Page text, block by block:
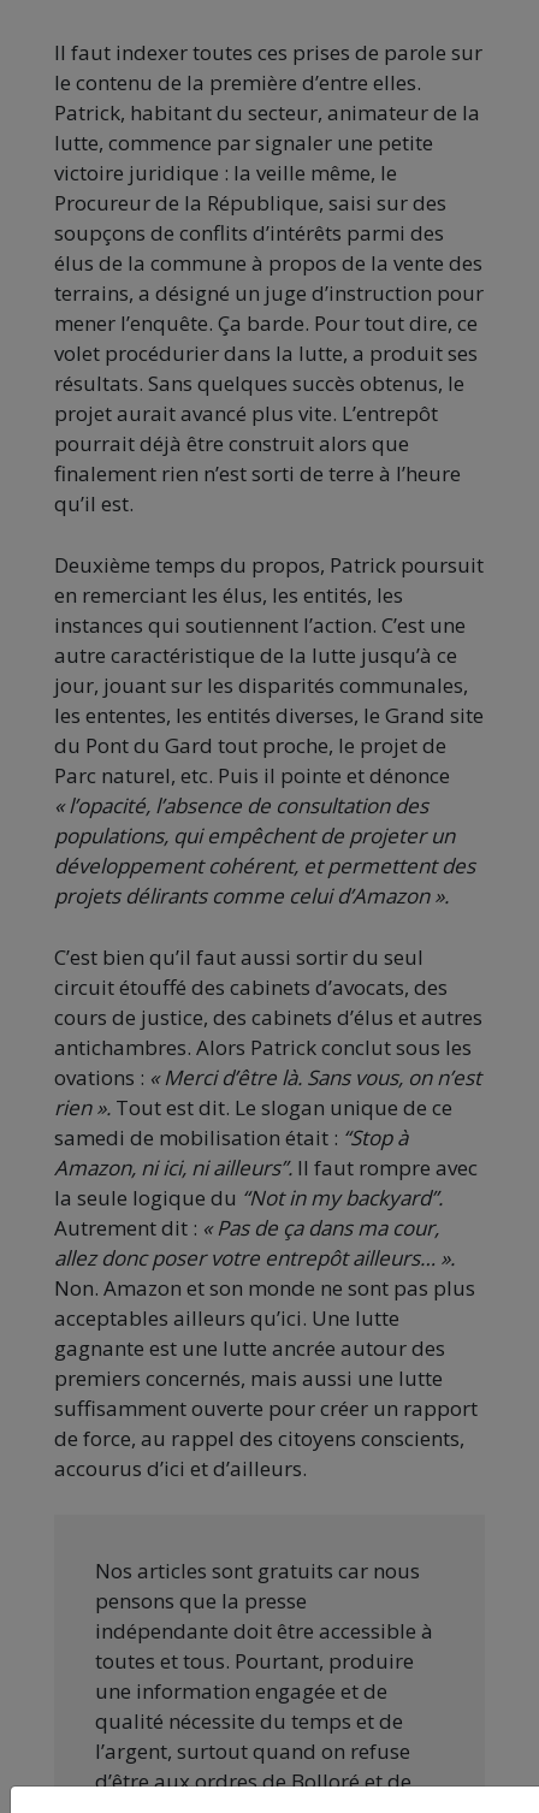
Il faut indexer toutes ces prises de parole sur
le contenu de la première d’entre elles.
Patrick, habitant du secteur, animateur de la
lutte, commence par signaler une petite
victoire juridique : la veille même, le
Procureur de la République, saisi sur des
soupçons de conflits d’intérêts parmi des
élus de la commune à propos de la vente des
terrains, a désigné un juge d’instruction pour
mener l’enquête. Ça barde. Pour tout dire, ce
volet procédurier dans la lutte, a produit ses
résultats. Sans quelques succès obtenus, le
projet aurait avancé plus vite. L’entrepôt
pourrait déjà être construit alors que
finalement rien n’est sorti de terre à l’heure
qu’il est.
Deuxième temps du propos, Patrick poursuit
en remerciant les élus, les entités, les
instances qui soutiennent l’action. C’est une
autre caractéristique de la lutte jusqu’à ce
jour, jouant sur les disparités communales,
les ententes, les entités diverses, le Grand site
du Pont du Gard tout proche, le projet de
Parc naturel, etc. Puis il pointe et dénonce
« l’opacité, l’absence de consultation des
populations, qui empêchent de projeter un
développement cohérent, et permettent des
projets délirants comme celui d’Amazon ».
C’est bien qu’il faut aussi sortir du seul
circuit étouffé des cabinets d’avocats, des
cours de justice, des cabinets d’élus et autres
antichambres. Alors Patrick conclut sous les
ovations : « Merci d’être là. Sans vous, on n’est
rien ». Tout est dit. Le slogan unique de ce
samedi de mobilisation était : “Stop à
Amazon, ni ici, ni ailleurs”. Il faut rompre avec
la seule logique du “Not in my backyard”.
Autrement dit : « Pas de ça dans ma cour,
allez donc poser votre entrepôt ailleurs… ».
Non. Amazon et son monde ne sont pas plus
acceptables ailleurs qu’ici. Une lutte
gagnante est une lutte ancrée autour des
premiers concernés, mais aussi une lutte
suffisamment ouverte pour créer un rapport
de force, au rappel des citoyens conscients,
accourus d’ici et d’ailleurs.
Nos articles sont gratuits car nous
pensons que la presse
indépendante doit être accessible à
toutes et tous. Pourtant, produire
une information engagée et de
qualité nécessite du temps et de
l’argent, surtout quand on refuse
d’être aux ordres de Bolloré et de